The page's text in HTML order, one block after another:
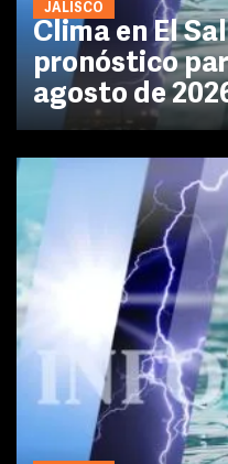
JALISCO
Clima en El
pronóstico
agosto de